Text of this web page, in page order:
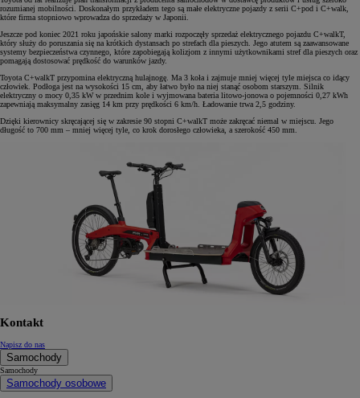
rozumianej mobilności. Doskonałym przykładem tego są małe elektryczne pojazdy z serii C+pod i C+walk,
które firma stopniowo wprowadza do sprzedaży w Japonii.
Jeszcze pod koniec 2021 roku japońskie salony marki rozpoczęły sprzedaż elektrycznego pojazdu C+walkT,
który służy do poruszania się na krótkich dystansach po strefach dla pieszych. Jego atutem są zaawansowane
systemy bezpieczeństwa czynnego, które zapobiegają kolizjom z innymi użytkownikami stref dla pieszych oraz
pomagają dostosować prędkość do warunków jazdy.
Toyota C+walkT przypomina elektryczną hulajnogę. Ma 3 koła i zajmuje mniej więcej tyle miejsca co idący
człowiek. Podłoga jest na wysokości 15 cm, aby łatwo było na niej stanąć osobom starszym. Silnik
elektryczny o mocy 0,35 kW w przednim kole i wyjmowana bateria litowo-jonowa o pojemności 0,27 kWh
zapewniają maksymalny zasięg 14 km przy prędkości 6 km/h. Ładowanie trwa 2,5 godziny.
Dzięki kierownicy skręcającej się w zakresie 90 stopni C+walkT może zakręcać niemal w miejscu. Jego
długość to 700 mm – mniej więcej tyle, co krok dorosłego człowieka, a szerokość 450 mm.
Kontakt
Napisz do nas
Samochody
Samochody
Samochody osobowe